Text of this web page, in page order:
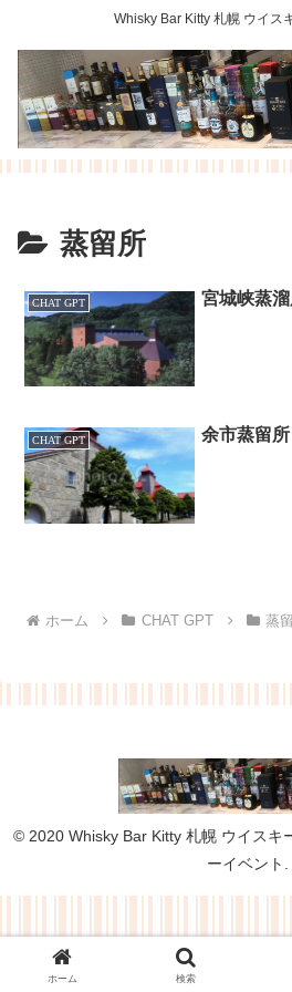
Whisky Bar Kitty 札幌 ウイス
蒸留所
CHAT GPT 宮城峡蒸
CHAT GPT 余市蒸留
ホーム CHAT GPT 蒸
© 2020 Whisky Bar Kitty 札幌 ウイスキ
ーイベント.
ホーム 検索